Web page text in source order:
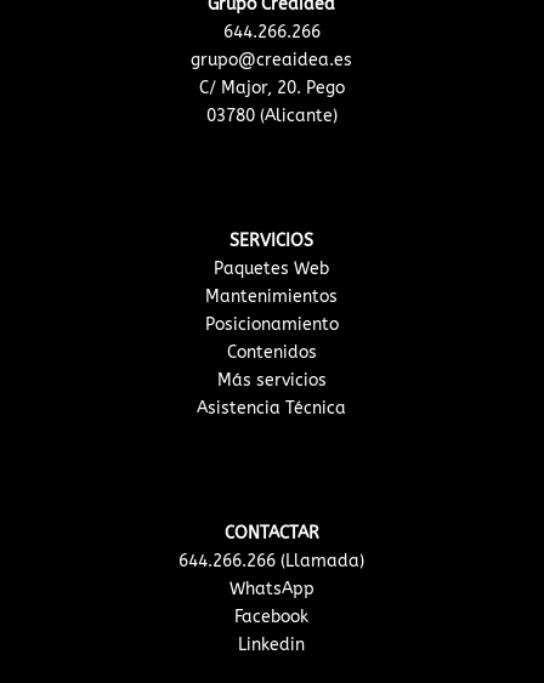
644.266.266
grupo@creaidea.es
C/ Major, 20. Pego
03780 (Alicante)
SERVICIOS
Paquetes Web
Mantenimientos
Posicionamiento
Contenidos
Más servicios
Asistencia Técnica
CONTACTAR
644.266.266 (Llamada)
WhatsApp
Facebook
Linkedin